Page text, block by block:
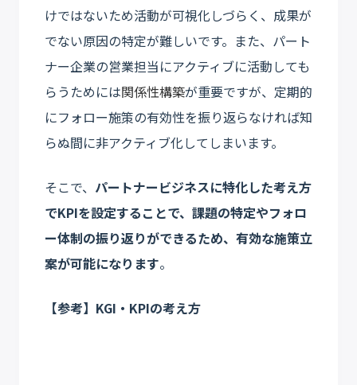
けではないため活動が可視化しづらく、成果が
でない原因の特定が難しいです。また、パート
ナー企業の営業担当にアクティブに活動しても
らうためには関係性構築が重要ですが、定期的
にフォロー施策の有効性を振り返らなければ知
らぬ間に非アクティブ化してしまいます。
そこで、 パートナービジネスに特化した考え方
でKPIを設定することで、課題の特定やフォロ
ー体制の振り返りができるため、有効な施策立
案が可能になります。
【参考】KGI・KPIの考え方